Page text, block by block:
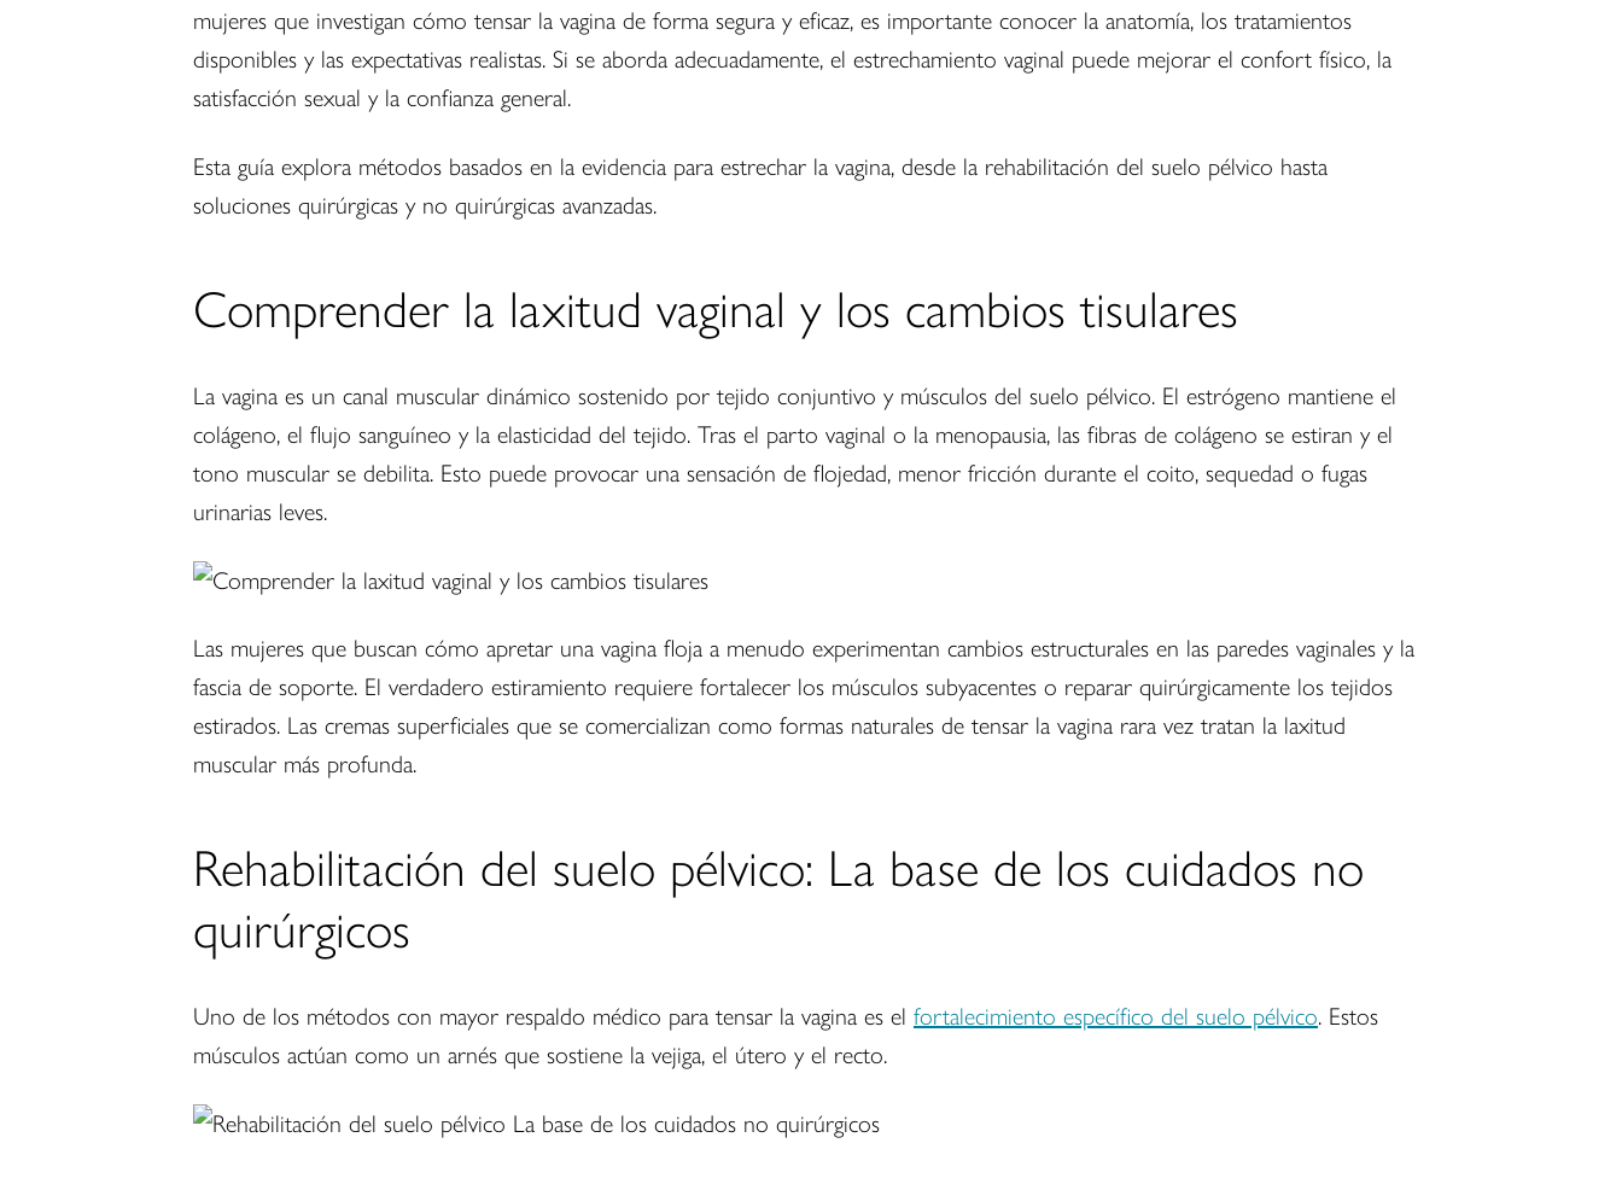
mujeres que investigan cómo tensar la vagina de forma segura y eficaz, es importante conocer la anatomía, los tratamientos
disponibles y las expectativas realistas. Si se aborda adecuadamente, el estrechamiento vaginal puede mejorar el confort físico, la
satisfacción sexual y la confianza general.
Esta guía explora métodos basados en la evidencia para estrechar la vagina, desde la rehabilitación del suelo pélvico hasta
soluciones quirúrgicas y no quirúrgicas avanzadas.
Comprender la laxitud vaginal y los cambios tisulares
La vagina es un canal muscular dinámico sostenido por tejido conjuntivo y músculos del suelo pélvico. El estrógeno mantiene el
colágeno, el flujo sanguíneo y la elasticidad del tejido. Tras el parto vaginal o la menopausia, las fibras de colágeno se estiran y el
tono muscular se debilita. Esto puede provocar una sensación de flojedad, menor fricción durante el coito, sequedad o fugas
urinarias leves.
Las mujeres que buscan cómo apretar una vagina floja a menudo experimentan cambios estructurales en las paredes vaginales y la
fascia de soporte. El verdadero estiramiento requiere fortalecer los músculos subyacentes o reparar quirúrgicamente los tejidos
estirados. Las cremas superficiales que se comercializan como formas naturales de tensar la vagina rara vez tratan la laxitud
muscular más profunda.
Rehabilitación del suelo pélvico: La base de los cuidados no
quirúrgicos
Uno de los métodos con mayor respaldo médico para tensar la vagina es el fortalecimiento específico del suelo pélvico. Estos
músculos actúan como un arnés que sostiene la vejiga, el útero y el recto.